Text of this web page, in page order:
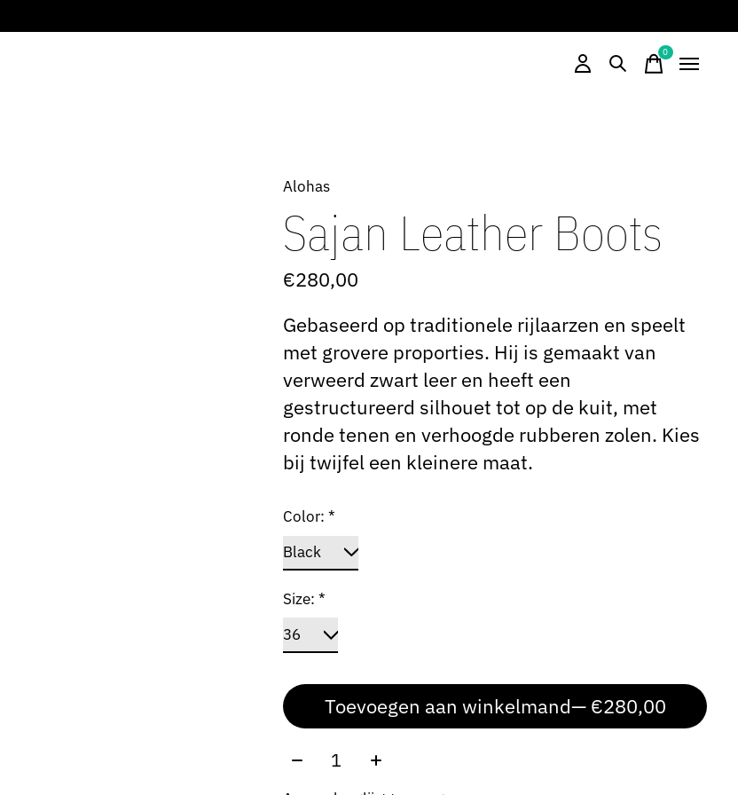
0items
Alohas
Sajan Leather Boots
€280,00
Gebaseerd op traditionele rijlaarzen en speelt
met grovere proporties. Hij is gemaakt van
verweerd zwart leer en heeft een
gestructureerd silhouet tot op de kuit, met
ronde tenen en verhoogde rubberen zolen. Kies
bij twijfel een kleinere maat.
Color:*
Size:*
Toevoegen aan winkelmand
— €280,00
Aantal: